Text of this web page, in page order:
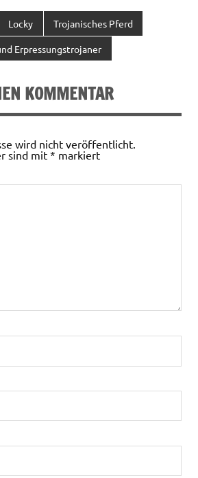
Locky Trojanisches Pferd
Erpressungstrojaner
KOMMENTAR
wird nicht veröffentlicht.
sind mit * markiert